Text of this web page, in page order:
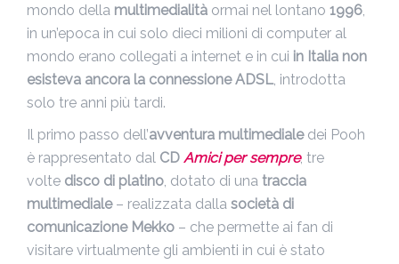
mondo della multimedialità ormai nel lontano 1996,
in un’epoca in cui solo dieci milioni di computer al
mondo erano collegati a internet e in cui in Italia non
esisteva ancora la connessione ADSL, introdotta
solo tre anni più tardi.
Il primo passo dell’avventura multimediale dei Pooh
è rappresentato dal CD Amici per sempre, tre
volte disco di platino, dotato di una traccia
multimediale– realizzata dalla società di
comunicazione Mekko – che permette ai fan di
visitare virtualmente gli ambienti in cui è stato